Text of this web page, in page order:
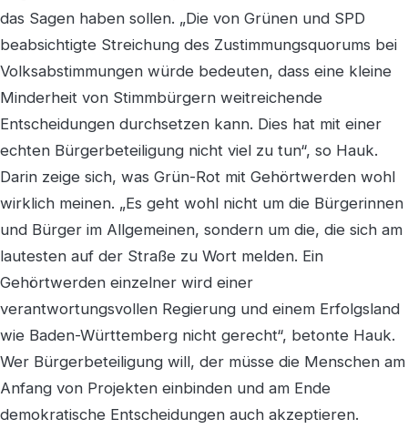
das Sagen haben sollen. „Die von Grünen und SPD
beabsichtigte Streichung des Zustimmungsquorums bei
Volksabstimmungen würde bedeuten, dass eine kleine
Minderheit von Stimmbürgern weitreichende
Entscheidungen durchsetzen kann. Dies hat mit einer
echten Bürgerbeteiligung nicht viel zu tun“, so Hauk.
Darin zeige sich, was Grün-Rot mit Gehörtwerden wohl
wirklich meinen. „Es geht wohl nicht um die Bürgerinnen
und Bürger im Allgemeinen, sondern um die, die sich am
lautesten auf der Straße zu Wort melden. Ein
Gehörtwerden einzelner wird einer
verantwortungsvollen Regierung und einem Erfolgsland
wie Baden-Württemberg nicht gerecht“, betonte Hauk.
Wer Bürgerbeteiligung will, der müsse die Menschen am
Anfang von Projekten einbinden und am Ende
demokratische Entscheidungen auch akzeptieren.